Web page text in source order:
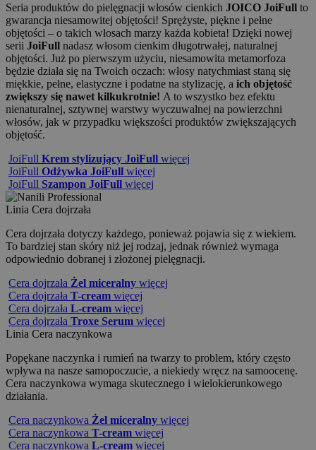
Seria produktów do pielęgnacji włosów cienkich JOICO JoiFull to
gwarancja niesamowitej objętości! Sprężyste, piękne i pełne
objętości – o takich włosach marzy każda kobieta! Dzięki nowej
serii JoiFull nadasz włosom cienkim długotrwałej, naturalnej
objętości. Już po pierwszym użyciu, niesamowita metamorfoza
będzie działa się na Twoich oczach: włosy natychmiast staną się
miękkie, pełne, elastyczne i podatne na stylizację, a ich objętość
zwiększy się nawet kilkukrotnie! A to wszystko bez efektu
nienaturalnej, sztywnej warstwy wyczuwalnej na powierzchni
włosów, jak w przypadku większości produktów zwiększających
objętość.
JoiFull Krem stylizujący JoiFull więcej
JoiFull Odżywka JoiFull więcej
JoiFull Szampon JoiFull więcej
Linia Cera dojrzała
Cera dojrzała dotyczy każdego, ponieważ pojawia się z wiekiem.
To bardziej stan skóry niż jej rodzaj, jednak również wymaga
odpowiednio dobranej i złożonej pielęgnacji.
Cera dojrzała Żel miceralny więcej
Cera dojrzała T-cream więcej
Cera dojrzała L-cream więcej
Cera dojrzała Troxe Serum więcej
Linia Cera naczynkowa
Popękane naczynka i rumień na twarzy to problem, który często
wpływa na nasze samopoczucie, a niekiedy wręcz na samoocenę.
Cera naczynkowa wymaga skutecznego i wielokierunkowego
działania.
Cera naczynkowa Żel miceralny więcej
Cera naczynkowa T-cream więcej
Cera naczynkowa L-cream więcej